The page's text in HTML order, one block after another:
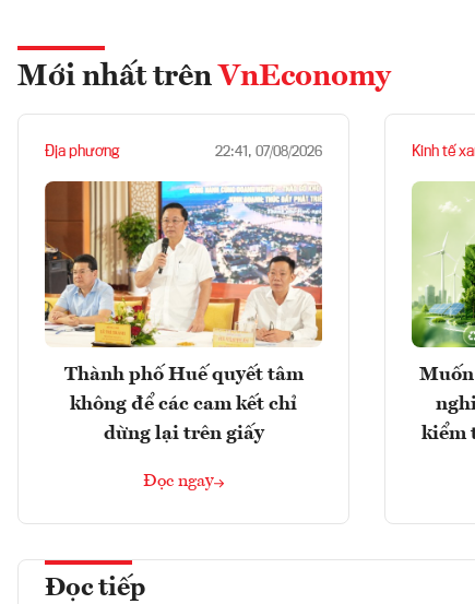
Mới nhất trên VnEconomy
Địa phương 22:41, 07/08/2026
Thành phố Huế quyết tâm
không để các cam kết chỉ
dừng lại trên giấy
Đọc ngay
Kinh tế
kiểm
Đọc tiếp